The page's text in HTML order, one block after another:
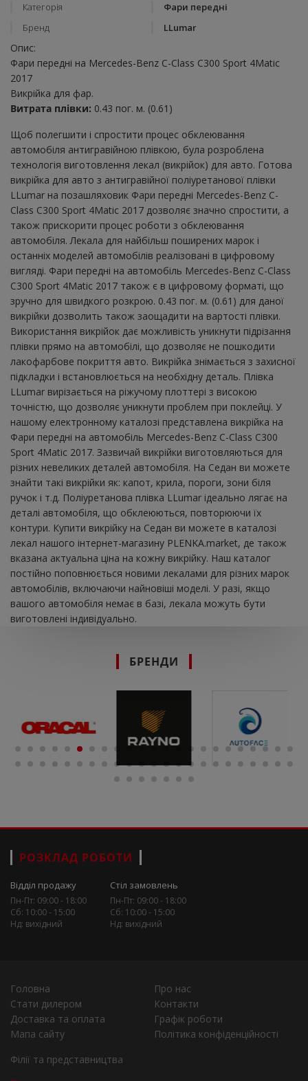
Категорія
Фари передні
Бренд
LLumar
Опис:
Фари передні на Mercedes-Benz C-Class C300 Sport 4Matic
2017
Викрійка для фар.
Витрата плівки: 0.43 пог. м. (0.61)
Щоб полегшити і спростити процес обклеювання
автомобіля антигравійною плівкою, була розроблена
технологія виготовлення лекал (викрійок) для авто. Готова
викрійка для авто з антигравійної поліуретанової плівки
LLumar на позашляховик Фари передні Mercedes-Benz C-
Class C300 Sport 4Matic 2017 дозволяє значно спростити, а
також прискорити процес роботи з обклеювання
автомобіля. Лекала для найбільш поширених марок і
останніх моделей автомобілів реалізовані в цифровому
вигляді. Фари передні на автомобіль Mercedes-Benz C-Class
C300 Sport 4Matic 2017 також є в цифровому форматі, що
зручно для швидкого розкрою. 0.43 пог. м. (0.61) для даної
викрійки дозволить також заощадити на вартості плівки.
Використання викрійок дає можливість уникнути підрізання
плівки прямо на автомобілі, що дозволяє не пошкодити
лакофарбове покриття авто. Викрійка знімається з захисної
підкладки і встановлюється на необхідну деталь. Плівка
LLumar вирізається на ріжучому плоттері з високою
точністю, що дозволяє уникнути проблем при поклейці. У
нашому електронному каталозі представлена ​​викрійка на
Фари передні на автомобіль Mercedes-Benz C-Class C300
Sport 4Matic 2017. Зазвичай викрійки виготовляються для
різних невеликих деталей автомобіля. На Седан ви можете
знайти такі викрійки як: капот, крила, пороги, зони біля
ручок і т.д. Поліуретанова плівка LLumar ідеально лягає на
деталі автомобіля, що обклеюються, повторюючи їх
контури. Купити викрійку на Седан ви можете в каталозі
лекал нашого інтернет-магазину PLENKA.market, де також
вказана актуальна ціна на кожну викрійку. Наш каталог
постійно поповнюється новими лекалами для різних марок
автомобілів, включаючи найновіші моделі. У разі, якщо
вашого автомобіля немає в базі, лекала можуть бути
виготовлені індивідуально.
БРЕНДИ
РОЗКЛАД РОБОТИ
Відділ продажу
Пн-Пт: 09:00 - 18:00
Сб: 10:00 - 15:00
Нд: вихідний
Стіл замовлень
Пн-Пт: 09:00 - 18:00
Сб: 10:00 - 15:00
Нд: вихідний
Головна
Про нас
Стати дилером
Контакти
Доставка та оплата
Графік роботи
Мапа сайту
Політика конфіденційності
Філії та представництва